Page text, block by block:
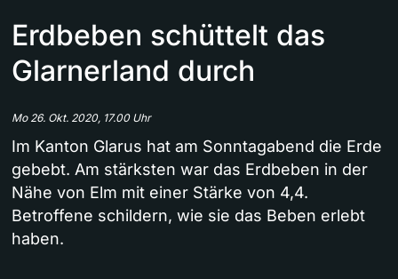
Erdbeben schüttelt das
Glarnerland durch
Mo 26. Okt. 2020, 17.00 Uhr
Im Kanton Glarus hat am Sonntagabend die Erde
gebebt. Am stärksten war das Erdbeben in der
Nähe von Elm mit einer Stärke von 4,4.
Betroffene schildern, wie sie das Beben erlebt
haben.